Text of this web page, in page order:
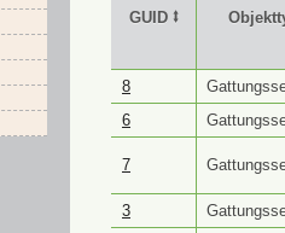
GUID ⭥
GUID ⭥
8
6
7
3